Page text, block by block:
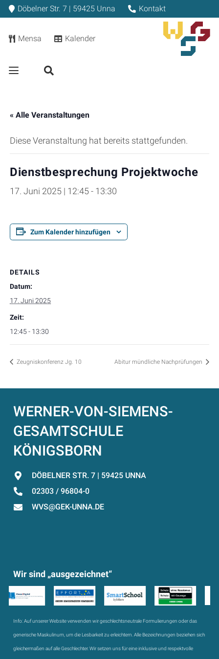
Döbelner Str. 7 | 59425 Unna Kontakt
Mensa Kalender
« Alle Veranstaltungen
Diese Veranstaltung hat bereits stattgefunden.
Dienstbesprechung Projektwoche
17. Juni 2025 | 12:45- 13:30
Zum Kalender hinzufügen
DETAILS
Datum:
17. Juni 2025
Zeit:
12:45 - 13:30
Zeugniskonferenz Jg. 10 Abitur mündliche Nachprüfungen
WERNER-VON-SIEMENS-
GESAMTSCHULE
KÖNIGSBORN
DÖBELNER STR. 7 | 59425 UNNA
02303 / 96804-0
WVS@GEK-UNNA.DE
Wir sind „ausgezeichnet“
Info:Auf unserer Website verwenden wir geschlechtsneutrale Formulierungen oder das
generische Maskulinum, um die Lesbarkeit zu erleichtern. Alle Bezeichnungen beziehen sich
gleichermaßen auf alle Geschlechter. Wir setzen uns für eine inklusive und respektvolle